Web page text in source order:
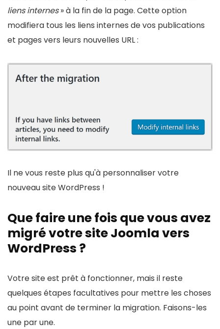
liens internes» à la fin de la page. Cette option
modifiera tous les liens internes de vos publications
et pages vers leurs nouvelles URL :
Il ne vous reste plus qu'à personnaliser votre
nouveau site WordPress !
Que faire une fois que vous avez
migré votre site Joomla vers
WordPress ?
Votre site est prêt à fonctionner, mais il reste
quelques étapes facultatives pour mettre les choses
au point avant de terminer la migration. Faisons-les
une par une.